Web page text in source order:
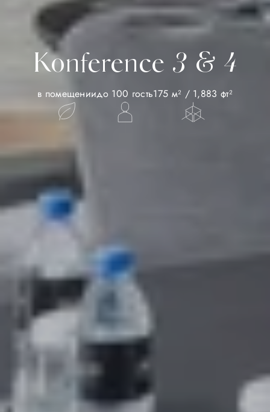
Konference 3 & 4
в помещениидо 100 гость175 м² / 1,883 фт²